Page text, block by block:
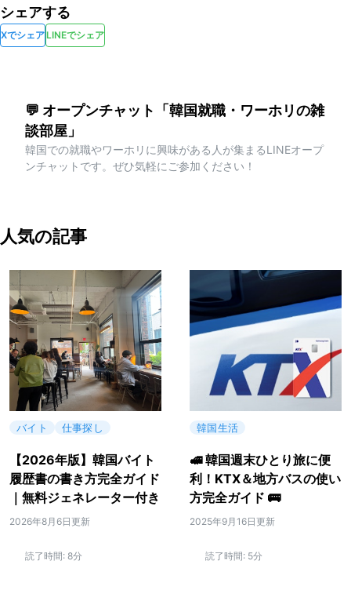
シェアする
XでシェアLINEでシェア
💬 オープンチャット「韓国就職・ワーホリの雑
談部屋」
韓国での就職やワーホリに興味がある人が集まるLINEオープ
ンチャットです。ぜひ気軽にご参加ください！
人気の記事
バイト 仕事探し
【2026年版】韓国バイト
履歴書の書き方完全ガイド
｜無料ジェネレーター付き
2026年8月6日更新
読了時間: 8分
韓国生活
🚅 韓国週末ひとり旅に便
利！KTX＆地方バスの使い
方完全ガイド 🚌
2025年9月16日更新
読了時間: 5分